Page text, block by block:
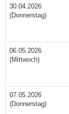
30.04.2026
(Donnerstag)
06.05.2026
(Mittwoch)
07.05.2026
(Donnerstag)